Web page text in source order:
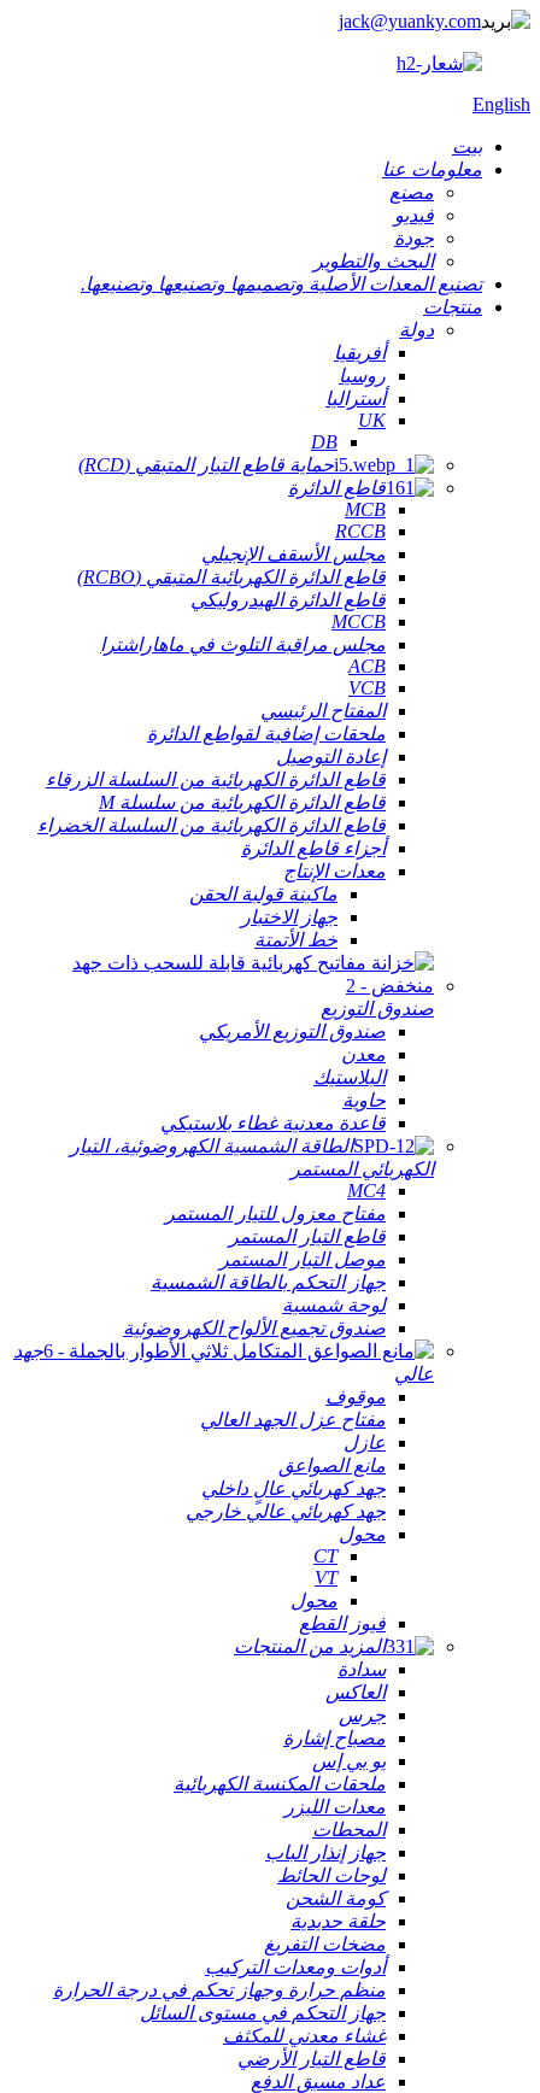
jack@yuanky.com
English
بيت
معلومات عنا
مصنع
فيديو
جودة
البحث والتطوير
تصنيع المعدات الأصلية وتصميمها وتصنيعها وتصنيعها.
منتجات
دولة
أفريقيا
روسيا
أستراليا
UK
DB
حماية قاطع التيار المتبقي (RCD)
قاطع الدائرة
MCB
RCCB
مجلس الأسقف الإنجيلي
قاطع الدائرة الكهربائية المتبقي (RCBO)
قاطع الدائرة الهيدروليكي
MCCB
مجلس مراقبة التلوث في ماهاراشترا
ACB
VCB
المفتاح الرئيسي
ملحقات إضافية لقواطع الدائرة
إعادة التوصيل
قاطع الدائرة الكهربائية من السلسلة الزرقاء
قاطع الدائرة الكهربائية من سلسلة M
قاطع الدائرة الكهربائية من السلسلة الخضراء
أجزاء قاطع الدائرة
معدات الإنتاج
ماكينة قولبة الحقن
جهاز الاختبار
خط الأتمتة
صندوق التوزيع
صندوق التوزيع الأمريكي
معدن
البلاستيك
حاوية
قاعدة معدنية غطاء بلاستيكي
الطاقة الشمسية الكهروضوئية، التيار
الكهربائي المستمر
MC4
مفتاح معزول للتيار المستمر
قاطع التيار المستمر
موصل التيار المستمر
جهاز التحكم بالطاقة الشمسية
لوحة شمسية
صندوق تجميع الألواح الكهروضوئية
جهد
عالي
موقوف
مفتاح عزل الجهد العالي
عازل
مانع الصواعق
جهد كهربائي عالٍ داخلي
جهد كهربائي عالي خارجي
محول
CT
VT
محول
فيوز القطع
المزيد من المنتجات
سدادة
العاكس
جرس
مصباح إشارة
يو بي إس
ملحقات المكنسة الكهربائية
معدات الليزر
المحطات
جهاز إنذار الباب
لوحات الحائط
كومة الشحن
حلقة حديدية
مضخات التفريغ
أدوات ومعدات التركيب
منظم حرارة وجهاز تحكم في درجة الحرارة
جهاز التحكم في مستوى السائل
غشاء معدني للمكثف
قاطع التيار الأرضي
عداد مسبق الدفع